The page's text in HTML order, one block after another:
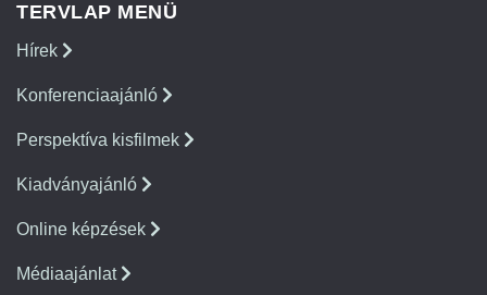
TERVLAP MENÜ
Hírek
Konferenciaajánló
Perspektíva kisfilmek
Kiadványajánló
Online képzések
Médiaajánlat